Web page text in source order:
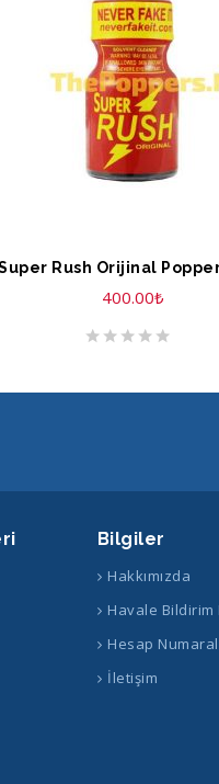
SEPETE EKLE
400.00₺
Bilgiler
Hakkımızda
Havale Bildirim
Hesap
İletişim